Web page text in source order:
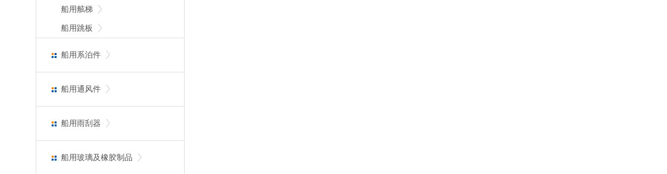
船用舷梯
船用跳板
船用系泊件
船用通风件
船用雨刮器
船用玻璃及橡胶制品